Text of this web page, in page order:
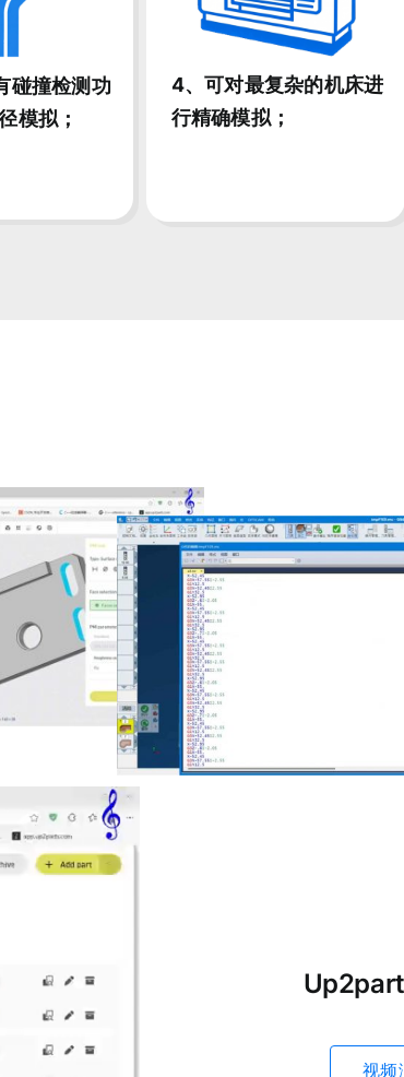
碰撞检测功
模拟；
4、可对最复杂的机床进
行精确模拟；
视频